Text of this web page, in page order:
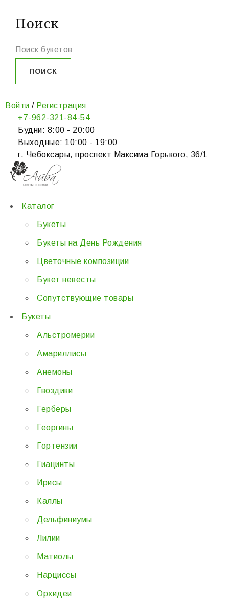
Поиск
Войти / Регистрация
+7-962-321-84-54
Будни: 8:00 - 20:00
Выходные: 10:00 - 19:00
г. Чебоксары, проспект Максима Горького, 36/1
Каталог
Букеты
Букеты на День Рождения
Цветочные композиции
Букет невесты
Сопутствующие товары
Букеты
Альстромерии
Амариллисы
Анемоны
Гвоздики
Герберы
Георгины
Гортензии
Гиацинты
Ирисы
Каллы
Дельфиниумы
Лилии
Матиолы
Нарциссы
Орхидеи